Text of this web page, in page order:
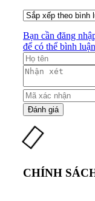
Bạn cần đăng
để có thể bình luận
CHÍNH